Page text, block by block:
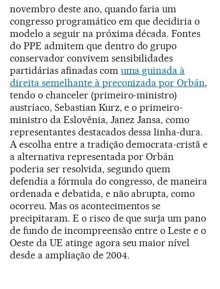
novembro deste ano, quando faria um
congresso programático em que decidiria o
modelo a seguir na próxima década. Fontes
do PPE admitem que dentro do grupo
conservador convivem sensibilidades
partidárias afinadas com uma guinada à
direita semelhante à preconizada por Orbán,
tendo o chanceler (primeiro-ministro)
austríaco, Sebastian Kurz, e o primeiro-
ministro da Eslovênia, Janez Jansa, como
representantes destacados dessa linha-dura.
A escolha entre a tradição democrata-cristã e
a alternativa representada por Orbán
poderia ser resolvida, segundo quem
defendia a fórmula do congresso, de maneira
ordenada e debatida, e não abrupta, como
ocorreu. Mas os acontecimentos se
precipitaram. E o risco de que surja um pano
de fundo de incompreensão entre o Leste e o
Oeste da UE atinge agora seu maior nível
desde a ampliação de 2004.